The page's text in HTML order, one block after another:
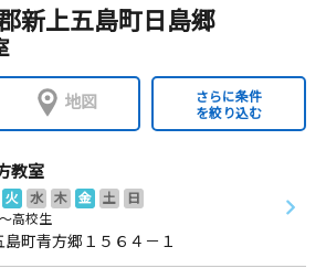
新上五島町日島郷
地図
さらに条件
を絞り込む
教室
火 水 木 金 土
日
高校生
町青方郷１５６４－１